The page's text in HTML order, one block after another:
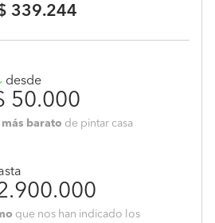
339.244
desde
50.000
más barato de pintar casa
que nos han indicado los